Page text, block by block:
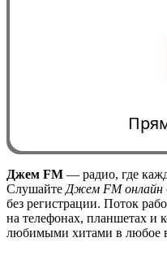
0:00
Джем FM — радио, где
Слушайте Джем FM онлайн
без регистрации. Поток
на телефонах, планшетах и
любимыми хитами в любое